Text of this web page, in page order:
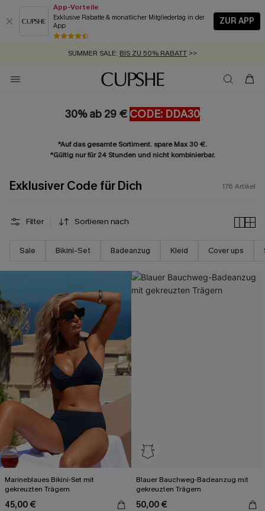
App-Vorteile
Exklusive Rabatte & monatlicher Mitgliedertag in der
App
ZUR APP
GRATIS MASSBAND MIT JEDEM SCHNELLVERSAND-ARTIKEL >>
SUMMER SALE:
ZUM NEWSLETTER:BIS ZU -20% EXTRA ERHALTEN
KOSTENLOSER VERSAND AB 89 €
30% ab 29 € CODE: DDA30
*Auf das gesamte Sortiment. spare Max 30 €.
*Gültig nur für 24 Stunden und nicht kombinierbar.
Exklusiver Code für Dich 176 Artikel
Filter Sortieren nach
Sale Bikini-Set Badeanzug Kleid Cover ups
Marineblaues Bikini-Set mit
gekreuzten Trägern
45,00 €
Blauer Bauchweg-Badeanzug mit
gekreuzten Trägern
50,00 €